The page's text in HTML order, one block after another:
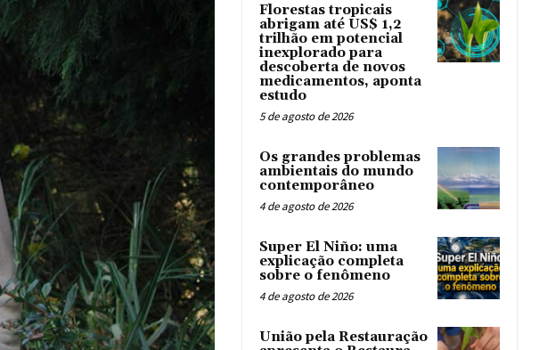
Florestas tropicais
abrigam até US$ 1,2
trilhão em potencial
inexplorado para
descoberta de novos
medicamentos, aponta
estudo
5 de agosto de 2026
Os grandes problemas
ambientais do mundo
contemporâneo
4 de agosto de 2026
Super El Niño: uma
explicação completa
sobre o fenômeno
4 de agosto de 2026
União pela Restauração